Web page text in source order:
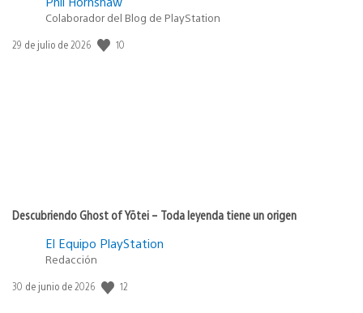
Colaborador del Blog de PlayStation
Fecha
29 de julio de 2026 10
Descubriendo Ghost of Yōtei – Toda leyenda tiene un origen
El Equipo PlayStation
Redacción
Fecha
30 de junio de 2026 12